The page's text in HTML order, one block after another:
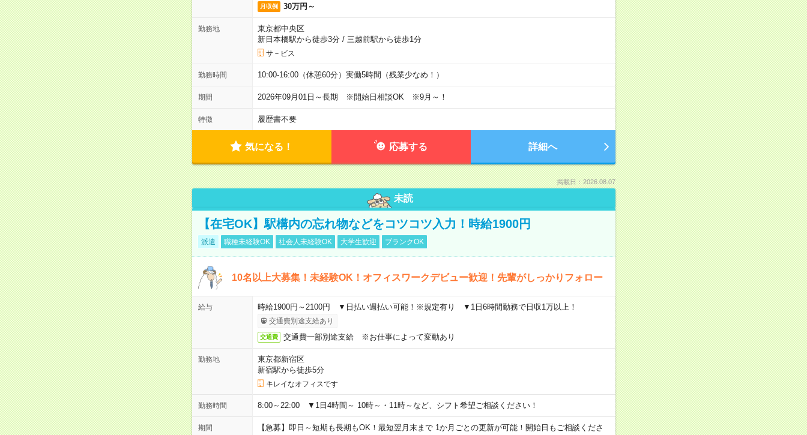
月収例 30万円～
勤務地
東京都中央区
新日本橋駅から徒歩3分/ 三越前駅から徒歩1分
サ－ビス
勤務時間 10:00-16:00（休憩60分）実働5時間（残業少なめ！）
期間 2026年09月01日～長期 ※開始日相談OK ※9月～！
特徴 履歴書不要
気になる！ 応募する 詳細へ
掲載日：2026.08.07
未読
【在宅OK】駅構内の忘れ物などをコツコツ入力！時給1900円
派遣 職種未経験OK 社会人未経験OK 大学生歓迎 ブランクOK
10名以上大募集！未経験OK！オフィスワークデビュー歓迎！先輩がしっかりフォロー
給与 時給1900円～2100円 ▼日払い週払い可能！※規定有り ▼1日6時間勤務で日収1万以上！
交通費別途支給あり
交通費 交通費一部別途支給 ※お仕事によって変動あり
勤務地
東京都新宿区
新宿駅から徒歩5分
キレイなオフィスです
勤務時間 8:00～22:00 ▼1日4時間～ 10時～・11時～など、シフト希望ご相談ください！
期間
【急募】即日～短期も長期もOK！最短翌月末まで 1か月ごとの更新が可能！開始日もご相談くださ